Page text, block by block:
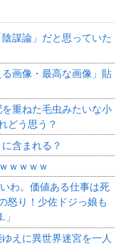
謀論」だと思っていた
画像・最高な画像」貼
重ねた毛虫みたいな小
どう思う？
含まれる？
ｗｗｗｗ
わ。価値ある仕事は死
り！少佐ドジっ娘も
えに異世界迷宮を一人